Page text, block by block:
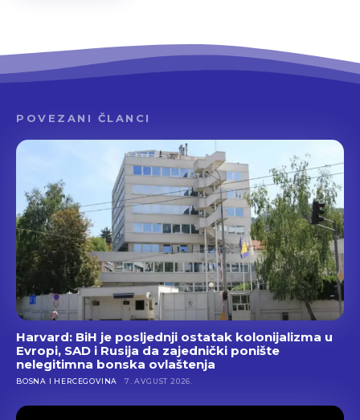
POVEZANI ČLANCI
Harvard: BiH je posljednji ostatak kolonijalizma u
Evropi, SAD i Rusija da zajednički ponište
nelegitimna bonska ovlaštenja
BOSNA I HERCEGOVINA 7. AVGUST 2026.